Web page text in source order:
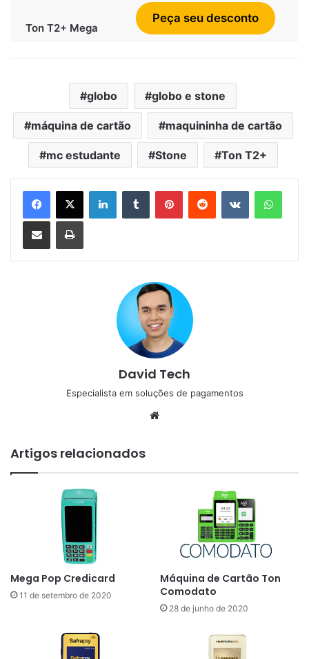
Ton T2+ Mega
Peça seu desconto
globo globo e stone
máquina de cartão maquininha de cartão
mc estudante Stone Ton T2+
LinkedinTumblr PinterestReddit VK
Compartilhar via e-mail Imprimir
David Tech
Especialista em soluções de pagamentos
Artigos relacionados
Mega Pop Credicard
11 de setembro de 2020
Máquina de Cartão Ton
Comodato
28 de junho de 2020